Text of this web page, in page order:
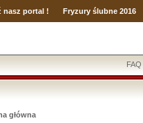
nasz portal ! Fryzury ślubne 2016
FAQ
główna